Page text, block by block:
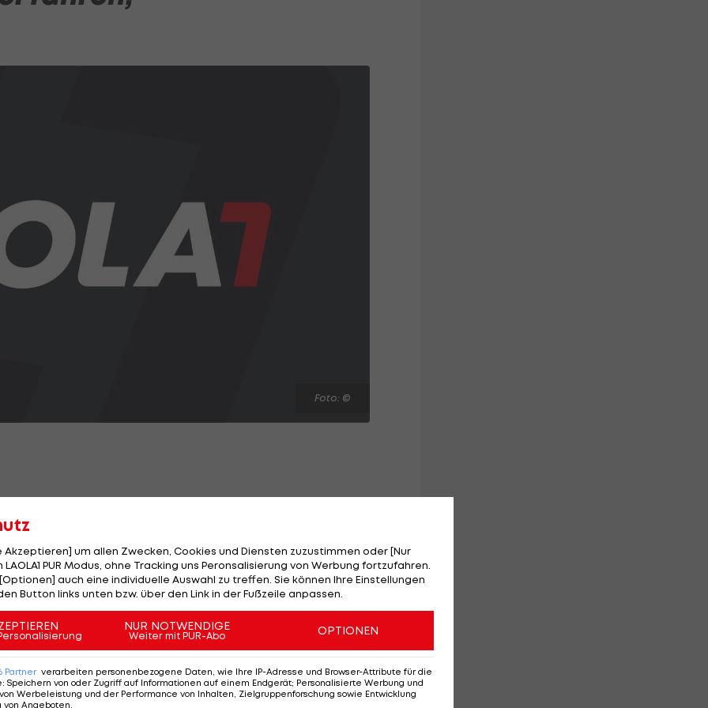
Foto: ©
ist bei
sagt Motorsportdirektor Helmut Marko
auch weiterhin "frei fahren" lassen. Es gibt
eingreifen, wenn sie merken, dass das Duell der
meinte Marko: "Sie müssen so viel Hirn haben, dass
Akzeptieren] um allen Zwecken, Cookies und Diensten zuzustimmen oder [Nur
PUR Modus, ohne Tracking uns Peronsalisierung von Werbung fortzufahren.
auch eine individuelle Auswahl zu treffen. Sie können Ihre Einstellungen
Button links unten bzw. über den Link in der Fußzeile anpassen.
NUR NOTWENDIGE
Weiter mit PUR-Abo OPTIONEN
Partner verarbeiten personenbezogene Daten, wie Ihre IP-Adresse und Browser-Attribute für die
: Speichern von oder Zugriff auf Informationen auf einem Endgerät; Personalisierte Werbung und
Werbeleistung und der Performance von Inhalten, Zielgruppenforschung sowie Entwicklung
von Angeboten.